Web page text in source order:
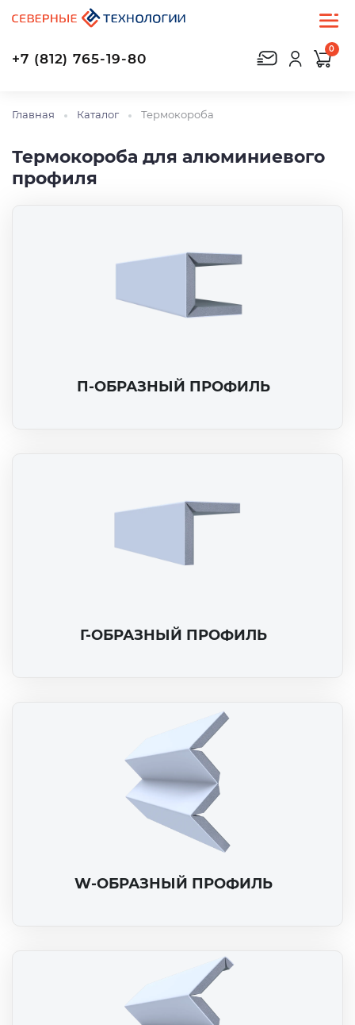
+7 (812) 765-19-80
0
Главная Каталог Термокороба
Термокороба для алюминиевого
профиля
П-ОБРАЗНЫЙ ПРОФИЛЬ
Г-ОБРАЗНЫЙ ПРОФИЛЬ
W-ОБРАЗНЫЙ ПРОФИЛЬ